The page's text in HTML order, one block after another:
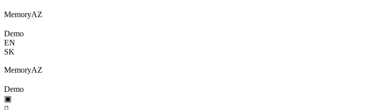
MemoryAZ
Demo
EN
SK
MemoryAZ
Demo
▣